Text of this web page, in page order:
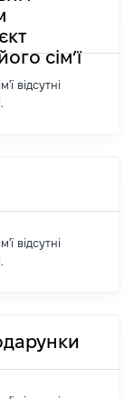
сім’ї
відсутні
відсутні